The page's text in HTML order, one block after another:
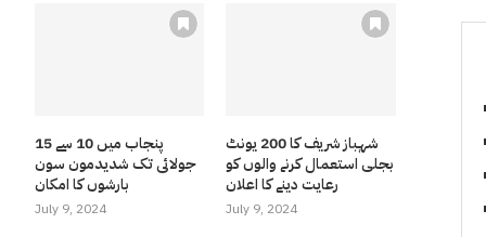
پنجاب میں 10 سے 15
جولائی تک شدیدمون سون
بارشوں کا امکان
July 9, 2024
شہباز شریف کا 200 یونٹ
بجلی استعمال کرنے والوں کو
رعایت دینے کا اعلان
July 9, 2024